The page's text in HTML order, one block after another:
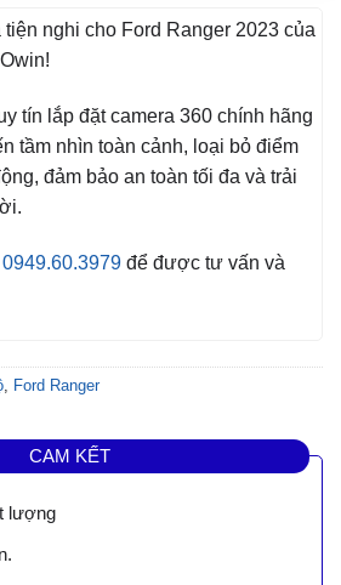
tiện nghi cho Ford Ranger 2023 của
tín lắp đặt camera 360 chính hãng
tầm nhìn toàn cảnh, loại bỏ điểm
đảm bảo an toàn tối đa và trải
0949.60.3979 để được tư vấn và
Ford Ranger
CAM KẾT
lượng